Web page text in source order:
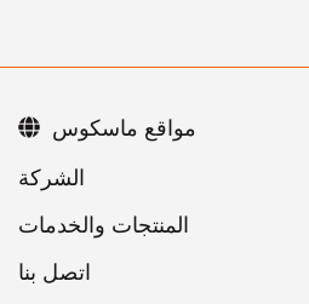
اتصل بنا
مواقع ماسكوس